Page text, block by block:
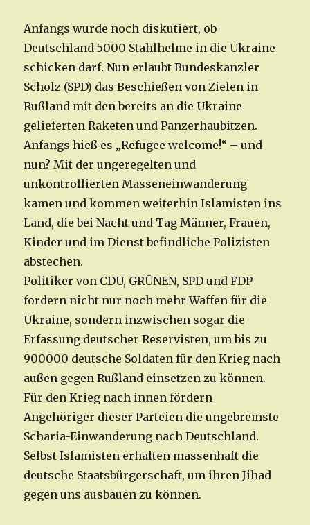
Anfangs wurde noch diskutiert, ob
Deutschland 5000 Stahlhelme in die Ukraine
schicken darf. Nun erlaubt Bundeskanzler
Scholz (SPD) das Beschießen von Zielen in
Rußland mit den bereits an die Ukraine
gelieferten Raketen und Panzerhaubitzen.
Anfangs hieß es „Refugee welcome!“ – und
nun? Mit der ungeregelten und
unkontrollierten Masseneinwanderung
kamen und kommen weiterhin Islamisten ins
Land, die bei Nacht und Tag Männer, Frauen,
Kinder und im Dienst befindliche Polizisten
abstechen.
Politiker von CDU, GRÜNEN, SPD und FDP
fordern nicht nur noch mehr Waffen für die
Ukraine, sondern inzwischen sogar die
Erfassung deutscher Reservisten, um bis zu
900000 deutsche Soldaten für den Krieg nach
außen gegen Rußland einsetzen zu können.
Für den Krieg nach innen fördern
Angehöriger dieser Parteien die ungebremste
Scharia-Einwanderung nach Deutschland.
Selbst Islamisten erhalten massenhaft die
deutsche Staatsbürgerschaft, um ihren Jihad
gegen uns ausbauen zu können.